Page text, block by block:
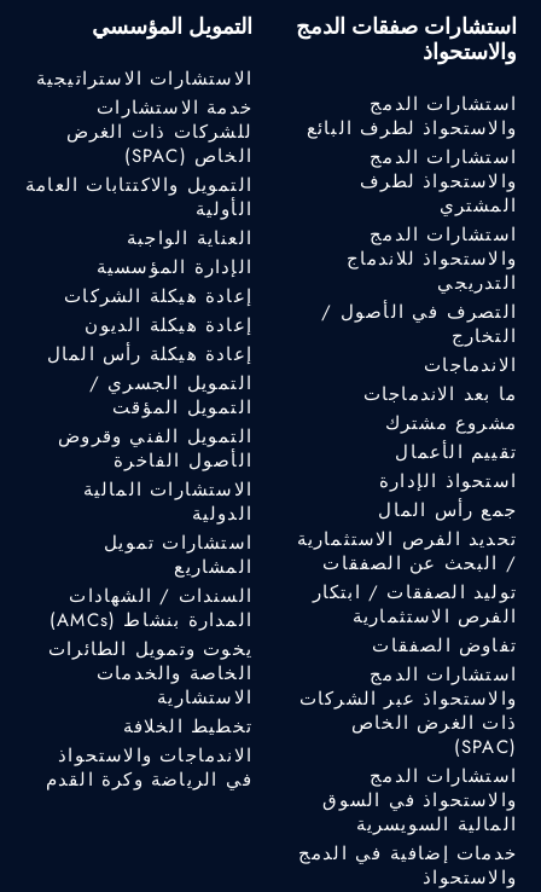
استشارات صفقات الدمج
والاستحواذ
استشارات الدمج
والاستحواذ لطرف البائع
استشارات الدمج
والاستحواذ لطرف
المشتري
استشارات الدمج
والاستحواذ للاندماج
التدريجي
التصرف في الأصول /
التخارج
الاندماجات
ما بعد الاندماجات
مشروع مشترك
تقييم الأعمال
استحواذ الإدارة
جمع رأس المال
تحديد الفرص الاستثمارية
/ البحث عن الصفقات
توليد الصفقات / ابتكار
الفرص الاستثمارية
تفاوض الصفقات
استشارات الدمج
والاستحواذ عبر الشركات
ذات الغرض الخاص
(SPAC)
استشارات الدمج
والاستحواذ في السوق
المالية السويسرية
خدمات إضافية في الدمج
والاستحواذ
التمويل المؤسسي
الاستشارات الاستراتيجية
خدمة الاستشارات
للشركات ذات الغرض
الخاص (SPAC)
التمويل والاكتتابات العامة
الأولية
العناية الواجبة
الإدارة المؤسسية
إعادة هيكلة الشركات
إعادة هيكلة الديون
إعادة هيكلة رأس المال
التمويل الجسري /
التمويل المؤقت
التمويل الفني وقروض
الأصول الفاخرة
الاستشارات المالية
الدولية
استشارات تمويل
المشاريع
السندات / الشهادات
المدارة بنشاط (AMCs)
يخوت وتمويل الطائرات
الخاصة والخدمات
الاستشارية
تخطيط الخلافة
الاندماجات والاستحواذ
في الرياضة وكرة القدم